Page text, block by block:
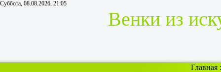
Суббота, 08.08.2026, 21:05
Венки из
Главная